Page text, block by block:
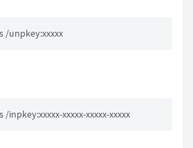
/unpkey:xxxxx
inpkey:xxxxx-xxxxx-xxxxx-xxxxx